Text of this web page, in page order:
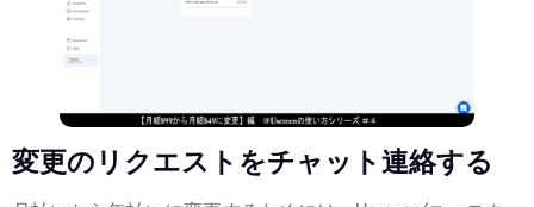
変更のリクエストをチャット連絡する